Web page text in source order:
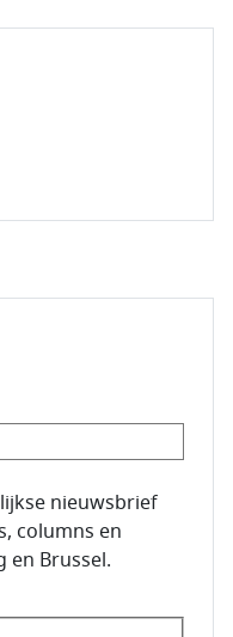
nieuwsbrief
columns en
en Brussel.